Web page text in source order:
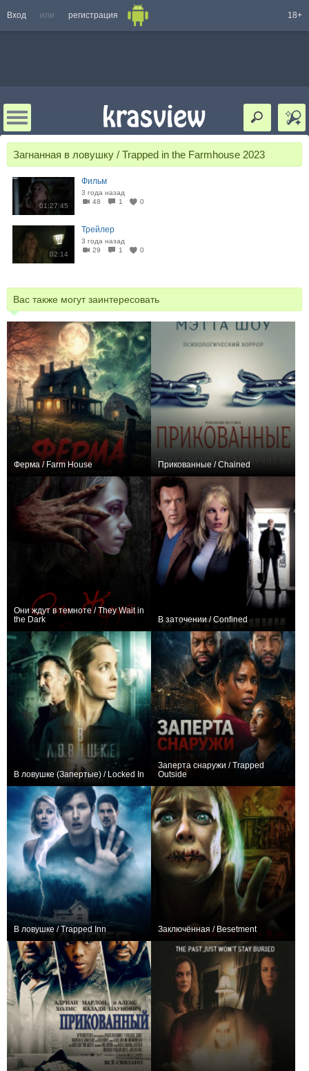
Вход или регистрация 18+
Загнанная в ловушку / Trapped in the Farmhouse 2023
01:27:45
Фильм
3 года назад
48
1 0
02:14
Трейлер
3 года назад
29
1 0
Вас также могут заинтересовать
Ферма / Farm House Прикованные / Chained
Они ждут в темноте / They Wait in
the Dark
В заточении / Confined
В ловушке (Запертые) / Locked In
Заперта снаружи / Trapped
Outside
В ловушке / Trapped Inn Заключённая / Besetment